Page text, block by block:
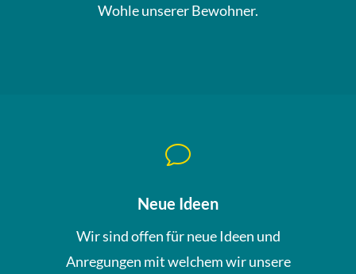
Wohle unserer Bewohner.
v
Neue Ideen
Wir sind offen für neue Ideen und
Anregungen mit welchem wir unsere